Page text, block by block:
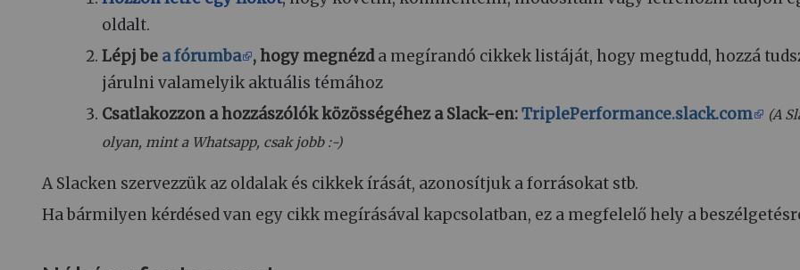
oldalt.
Lépj be a fórumba , hogy megnézda megírandó cikkek listáját, hogy megtudd, hozzá
járulni valamelyik aktuális témához
Csatlakozzon a hozzászólók közösségéhez a Slack-en:TriplePerformance.slack.com
(A
olyan, mint a Whatsapp, csak jobb :-)
A Slacken szervezzük az oldalak és cikkek írását, azonosítjuk a forrásokat stb.
Ha bármilyen kérdésed van egy cikk megírásával kapcsolatban, ez a megfelelő hely a